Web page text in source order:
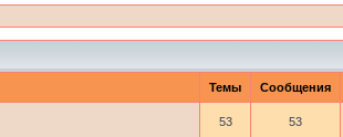
Темы Сообщения
53 53